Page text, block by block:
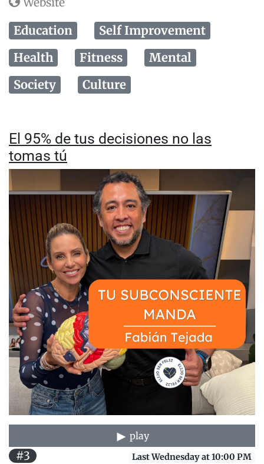
Education
Self Improvement
Health
Fitness
Mental
Society
Culture
El 95% de tus decisiones no las
tomas tú
play
#3 Last Wednesday at 10:00 PM